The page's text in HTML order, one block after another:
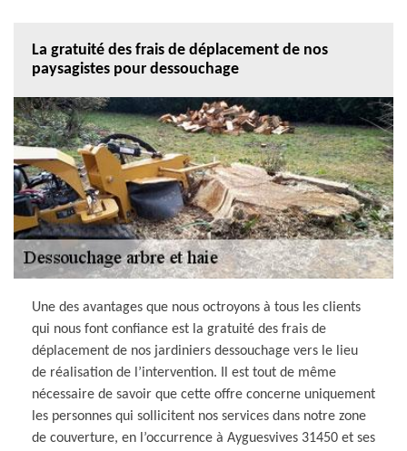
La gratuité des frais de déplacement de nos
paysagistes pour dessouchage
Une des avantages que nous octroyons à tous les clients
qui nous font confiance est la gratuité des frais de
déplacement de nos jardiniers dessouchage vers le lieu
de réalisation de l’intervention. Il est tout de même
nécessaire de savoir que cette offre concerne uniquement
les personnes qui sollicitent nos services dans notre zone
de couverture, en l’occurrence à Ayguesvives 31450 et ses